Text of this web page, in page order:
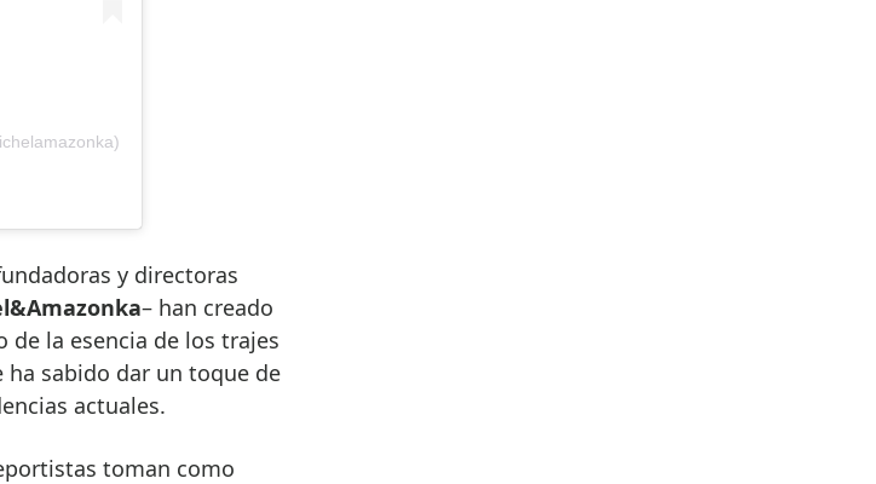
y directoras
– han creado
la esencia de los trajes
sabido dar un toque de
actuales.
toman como